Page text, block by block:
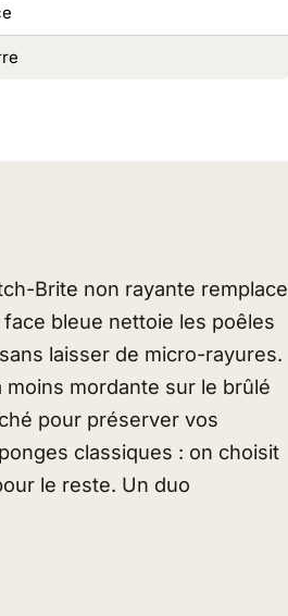
Brite non rayante remplace
bleue nettoie les poêles
laisser de micro-rayures.
mordante sur le brûlé
pour préserver vos
classiques : on choisit
le reste. Un duo